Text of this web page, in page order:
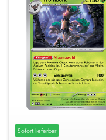
Sofort lieferbar